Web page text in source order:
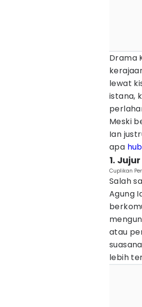
Drama
lewat
istana,
Meski
Ian
apa
1.
Cuplikan
Salah
Agung
atau
lebih